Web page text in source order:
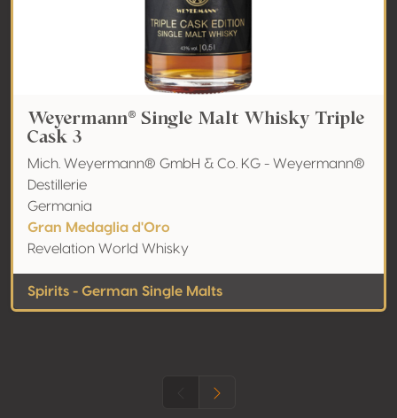
Weyermann® Single Malt Whisky Triple
Cask 3
Mich. Weyermann® GmbH & Co. KG - Weyermann®
Destillerie
Germania
Gran Medaglia d'Oro
Revelation World Whisky
Spirits - German Single Malts